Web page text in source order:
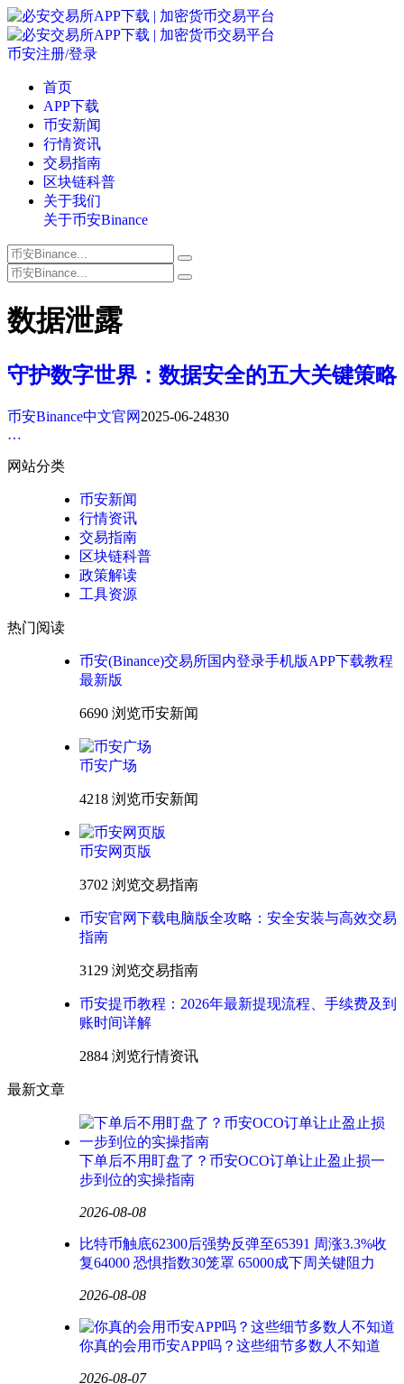
币安注册/登录
首页
APP下载
币安新闻
行情资讯
交易指南
区块链科普
关于我们
关于币安Binance
数据泄露
守护数字世界：数据安全的五大关键策略
币安Binance中文官网 2025-06-24830
…
网站分类
币安新闻
行情资讯
交易指南
区块链科普
政策解读
工具资源
热门阅读
币安(Binance)交易所国内登录手机版APP下载教程
最新版
6690 浏览币安新闻
币安广场
4218 浏览币安新闻
币安网页版
3702 浏览交易指南
币安官网下载电脑版全攻略：安全安装与高效交易
指南
3129 浏览交易指南
币安提币教程：2026年最新提现流程、手续费及到
账时间详解
2884 浏览行情资讯
最新文章
下单后不用盯盘了？币安OCO订单让止盈止损一
步到位的实操指南
2026-08-08
比特币触底62300后强势反弹至65391 周涨3.3%收
复64000 恐惧指数30笼罩 65000成下周关键阻力
2026-08-08
你真的会用币安APP吗？这些细节多数人不知道
2026-08-07